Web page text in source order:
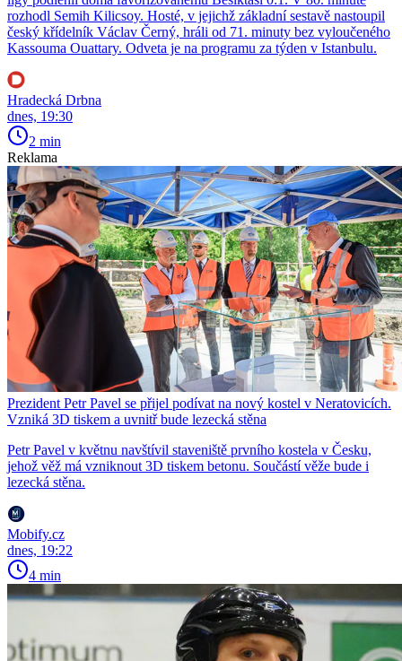
rozhodl Semih Kilicsoy. Hosté, v jejichž základní sestavě nastoupil
český křídelník Václav Černý, hráli od 71. minuty bez vyloučeného
Kassouma Ouattary. Odveta je na programu za týden v Istanbulu.
Hradecká Drbna
dnes, 19:30
2 min
Reklama
Prezident Petr Pavel se přijel podívat na nový kostel v Neratovicích.
Vzniká 3D tiskem a uvnitř bude lezecká stěna
Petr Pavel v květnu navštívil staveniště prvního kostela v Česku,
jehož věž má vzniknout 3D tiskem betonu. Součástí věže bude i
lezecká stěna.
Mobify.cz
dnes, 19:22
4 min